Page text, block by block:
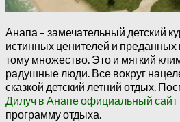
Анапа – замечательный детский
истинных ценителей и преданных
тому множество. Это и мягкий
радушные люди. Все вокруг
сказкой детский летний отдых.
Дилуч в Анапе официальный сайт
программу отдыха.